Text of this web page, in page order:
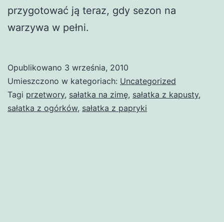
przygotować ją teraz, gdy sezon na
warzywa w pełni.
Opublikowano 3 września, 2010
Umieszczono w kategoriach: Uncategorized
Tagi przetwory, sałatka na zimę, sałatka z kapusty,
sałatka z ogórków, sałatka z papryki